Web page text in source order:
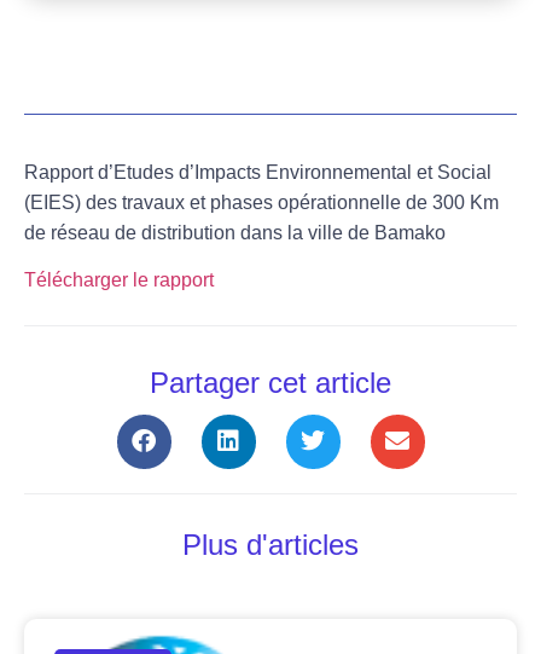
Rapport d’Etudes d’Impacts Environnemental et Social
(EIES) des travaux et phases opérationnelle de 300 Km
de réseau de distribution dans la ville de Bamako
Télécharger le rapport
Partager cet article
Plus d'articles